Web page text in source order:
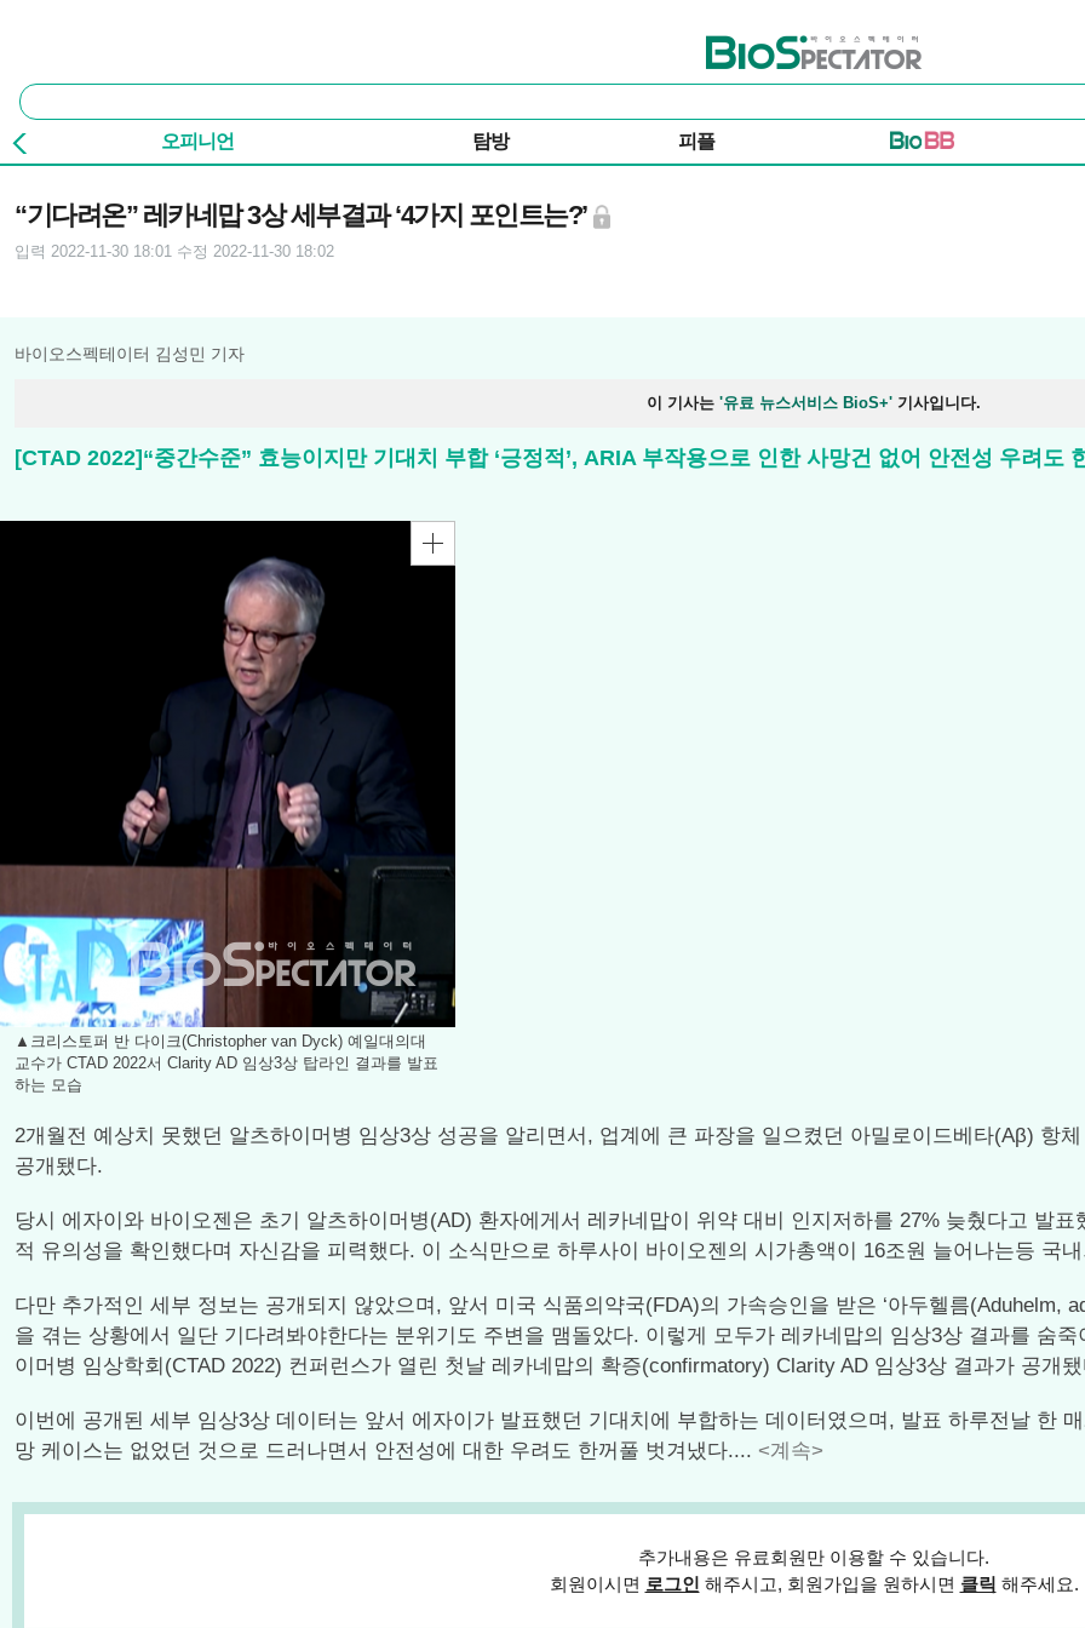
바이오스펙테이터
통
합
검
색
오피니언 탐방 피플
“기다려온” 레카네맙 3상 세부결과 ‘4가지 포인트는?’
입력 2022-11-30 18:01 수정 2022-11-30 18:02
바이오스펙테이터 김성민 기자
이 기사는 '유료 뉴스서비스 BioS+' 기사입니다.
[CTAD 2022]“중간수준” 효능이지만 기대치 부합 ‘긍정적’, ARIA 부작용으로 인한 사망건 없어 안전성 우려도
▲크리스토퍼 반 다이크(Christopher van Dyck) 예일대의대
교수가 CTAD 2022서 Clarity AD 임상3상 탑라인 결과를 발표
하는 모습
2개월전 예상치 못했던 알츠하이머병 임상3상 성공을 알리면서, 업계에 큰 파장을 일으켰던 아밀로이드베타(Aβ) 항
공개됐다.
당시 에자이와 바이오젠은 초기 알츠하이머병(AD) 환자에게서 레카네맙이 위약 대비 인지저하를 27% 늦췄다고 발
적 유의성을 확인했다며 자신감을 피력했다. 이 소식만으로 하루사이 바이오젠의 시가총액이 16조원 늘어나는등 국
다만 추가적인 세부 정보는 공개되지 않았으며, 앞서 미국 식품의약국(FDA)의 가속승인을 받은 ‘아두헬름(Aduhelm,
을 겪는 상황에서 일단 기다려봐야한다는 분위기도 주변을 맴돌았다. 이렇게 모두가 레카네맙의 임상3상 결과를 숨
이머병 임상학회(CTAD 2022) 컨퍼런스가 열린 첫날 레카네맙의 확증(confirmatory) Clarity AD 임상3상 결과가 공개
이번에 공개된 세부 임상3상 데이터는 앞서 에자이가 발표했던 기대치에 부합하는 데이터였으며, 발표 하루전날 한
망 케이스는 없었던 것으로 드러나면서 안전성에 대한 우려도 한꺼풀 벗겨냈다.... <계속>
추가내용은 유료회원만 이용할 수 있습니다.
회원이시면 로그인 해주시고, 회원가입을 원하시면 클릭 해주세요.